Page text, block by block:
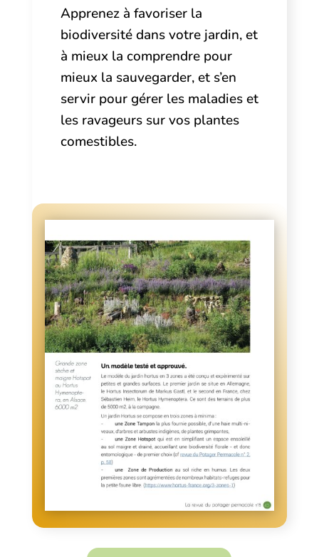
Apprenez à favoriser la
biodiversité dans votre jardin, et
à mieux la comprendre pour
mieux la sauvegarder, et s’en
servir pour gérer les maladies et
les ravageurs sur vos plantes
comestibles.